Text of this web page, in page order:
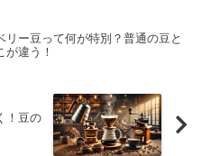
リー豆って何が特別？普通の豆と
が違う！
！豆の